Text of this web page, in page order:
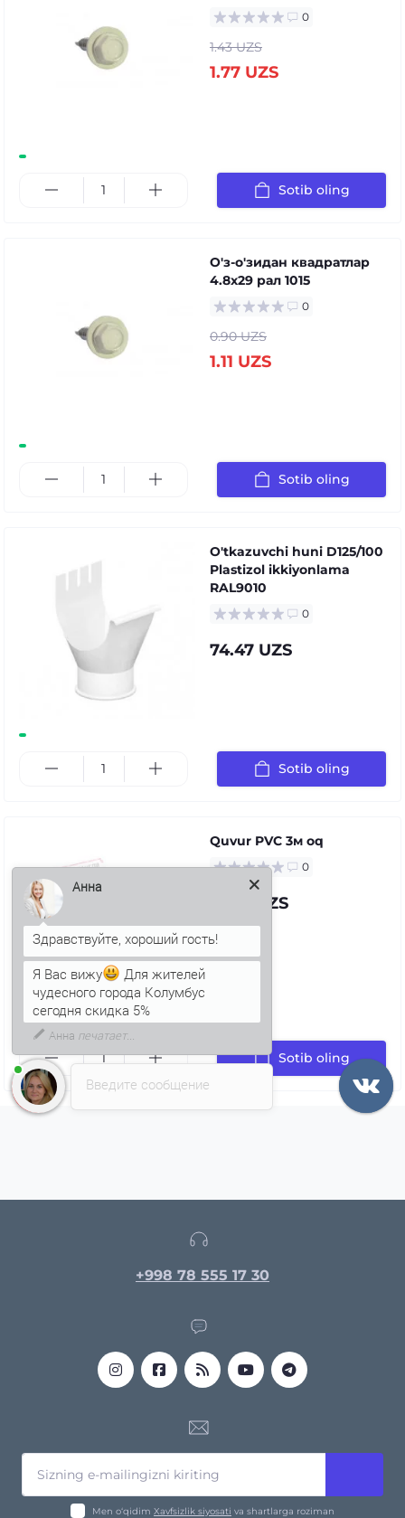
0
1.43 UZS
1.77 UZS
Sotib oling
О'з-о'зидан квадратлар
4.8x29 рал 1015
0
0.90 UZS
1.11 UZS
Sotib oling
O'tkazuvchi huni D125/100
Plastizol ikkiyonlama
RAL9010
0
74.47 UZS
Sotib oling
Quvur PVC 3м oq
0
71.97 UZS
Sotib oling
+998 78 555 17 30
Men o‘qidim Xavfsizlik siyosati va shartlarga roziman
Введите сообщение
Здравствуйте, хороший гость!
Я Вас вижу
Для жителей
чудесного города Колумбус
сегодня скидка 5%